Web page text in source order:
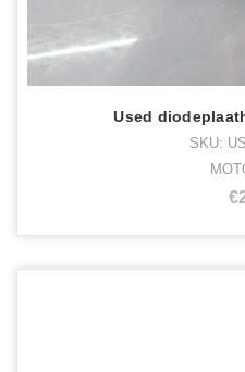
Used
SKU: